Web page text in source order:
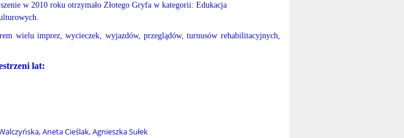
w 2010 roku otrzymało Złotego Gryfa w kategorii: Edukacja
wielu imprez, wycieczek, wyjazdów, przeglądów, turnusów rehabilitacyjnych,
lat:
Aneta Cieślak, Agnieszka Sułek